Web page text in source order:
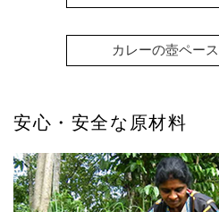
カレーの壺ペー
安心・安全な原材料